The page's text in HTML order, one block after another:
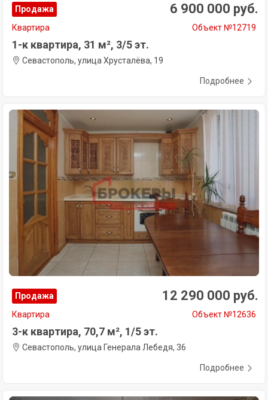
Продажа 6 900 000 руб.
Квартира Объект №12719
1-к квартира, 31 м², 3/5 эт.
Севастополь, улица Хрусталёва, 19
Подробнее
Продажа 12 290 000 руб.
Квартира Объект №12636
3-к квартира, 70,7 м², 1/5 эт.
Севастополь, улица Генерала Лебедя, 36
Подробнее